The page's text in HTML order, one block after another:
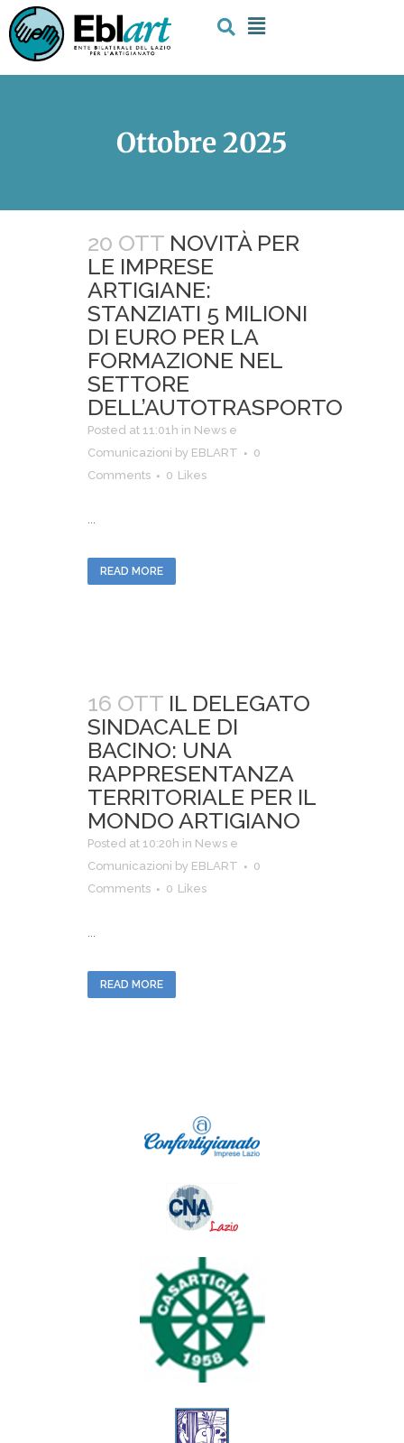
Ottobre 2025
20 OTT NOVITÀ PER
LE IMPRESE
ARTIGIANE:
STANZIATI 5 MILIONI
DI EURO PER LA
FORMAZIONE NEL
SETTORE
DELL’AUTOTRASPORTO
Posted at 11:01h in News e
Comunicazioni by EBLART
0
Comments
0 Likes
...
READ MORE
16 OTT IL DELEGATO
SINDACALE DI
BACINO: UNA
RAPPRESENTANZA
TERRITORIALE PER IL
MONDO ARTIGIANO
Posted at 10:20h in News e
Comunicazioni by EBLART
0
Comments
0 Likes
...
READ MORE